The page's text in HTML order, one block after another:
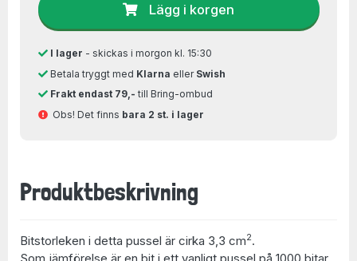
Lägg i korgen
I lager - skickas i morgon kl. 15:30
Betala tryggt med Klarna eller Swish
Frakt endast 79,- till Bring-ombud
Obs! Det finns bara 2 st. i lager
Produktbeskrivning
Bitstorleken i detta pussel är cirka 3,3 cm2.